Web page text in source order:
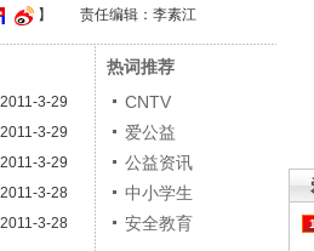
】 责任编辑：李素江
2011-3-29
2011-3-29
2011-3-29
2011-3-28
2011-3-28
热词推荐
CNTV
爱公益
公益资讯
中小学生
安全教育